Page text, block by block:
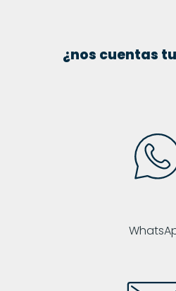
¿nos cuentas